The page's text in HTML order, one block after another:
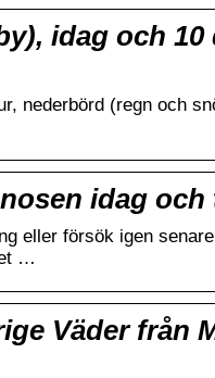
idag och
nederbörd (regn och
idag
eller försök igen
…
Väder från